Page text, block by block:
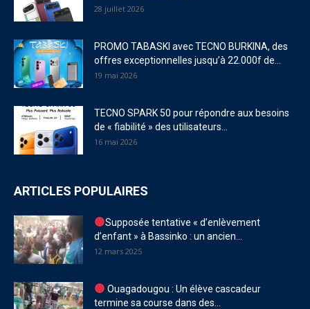
28 juillet 2026
PROMO TABASKI avec TECNO BURKINA, des
offres exceptionnelles jusqu’à 22.000f de...
19 mai 2026
TECNO SPARK 50 pour répondre aux besoins
de « fiabilité » des utilisateurs...
16 mai 2026
ARTICLES POPULAIRES
Supposée tentative « d’enlèvement
d’enfant » à Bassinko : un ancien...
12 mars 2025
Ouagadougou : Un élève cascadeur
termine sa course dans des...